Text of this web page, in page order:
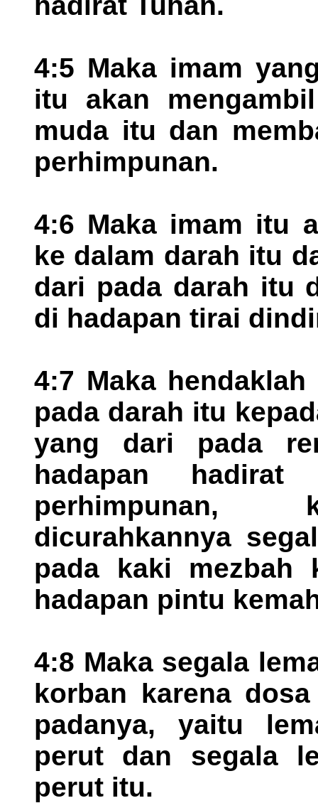
4:5 Maka imam
itu akan
muda itu dan
perhimpunan.
4:6 Maka imam itu
ke dalam darah itu
dari pada darah itu
di hadapan tirai
4:7 Maka
pada darah itu
yang dari pada
hadapan
perhimpunan,
dicurahkannya
pada kaki mezbah
hadapan pintu
4:8 Maka segala
korban karena
padanya, yaitu
perut dan segala
perut itu.